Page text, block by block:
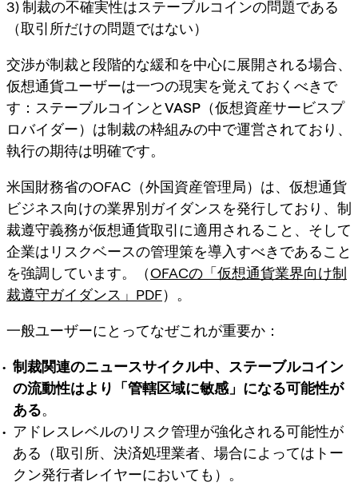
3) 制裁の不確実性はステーブルコインの問題である
（取引所だけの問題ではない）
交渉が制裁と段階的な緩和を中心に展開される場合、
仮想通貨ユーザーは一つの現実を覚えておくべきで
す： ステーブルコインとVASP（仮想資産サービスプ
ロバイダー）は制裁の枠組みの中で運営されており 、
執行の期待は明確です。
米国財務省のOFAC（外国資産管理局）は、仮想通貨
ビジネス向けの業界別ガイダンスを発行しており、制
裁遵守義務が仮想通貨取引に適用されること、そして
企業はリスクベースの管理策を導入すべきであること
を強調しています。（OFACの「仮想通貨業界向け制
裁遵守ガイダンス」PDF）。
一般ユーザーにとってなぜこれが重要か：
制裁関連のニュースサイクル中、ステーブルコイン
の流動性はより「管轄区域に敏感」になる可能性が
ある。
アドレスレベルのリスク管理が強化される可能性が
ある（取引所、決済処理業者、場合によってはトー
クン発行者レイヤーにおいても）。